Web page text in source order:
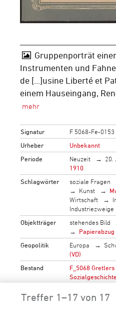
Gruppenporträt
Instrumenten und
de [...]usine Liberté et
einem Hauseingang,
Signatur
F 5068-Fe-0153
Urheber
Unbekannt
Periode
Neuzeit 20.
1910
Schlagwörter
soziale Fragen
Kunst
Wirtschaft
Industriezweige
Objektträger
stehendes Bild
Papierabzug
Geopolitik
Europa
(VD)
Bestand
F_5068
Sozialgeschichte
Treffer 1–17 von 17